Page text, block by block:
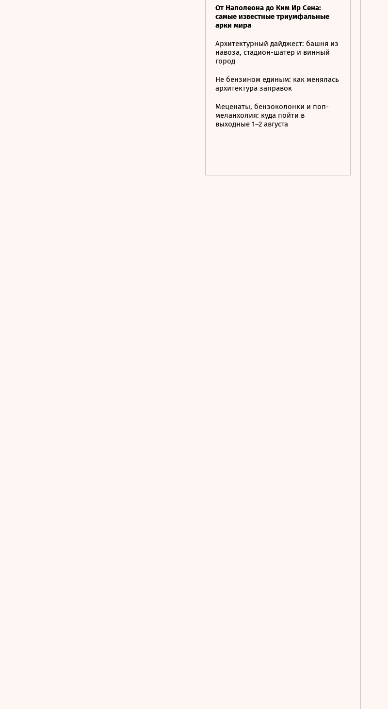
От Наполеона до Ким Ир Сена:
самые известные триумфальные
арки мира
Архитектурный дайджест: башня из
навоза, стадион-шатер и винный
город
Не бензином единым: как менялась
архитектура заправок
Меценаты, бензоколонки и поп-
меланхолия: куда пойти в
выходные 1–2 августа